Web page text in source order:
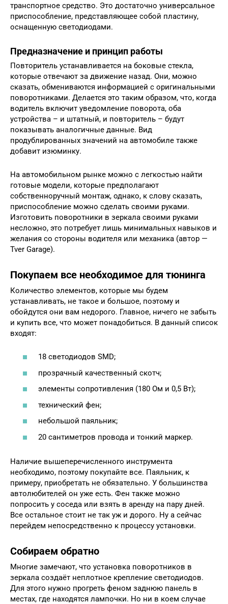
транспортное средство. Это достаточно универсальное
приспособление, представляющее собой пластину,
оснащенную светодиодами.
Предназначение и принцип работы
Повторитель устанавливается на боковые стекла,
которые отвечают за движение назад. Они, можно
сказать, обмениваются информацией с оригинальными
поворотниками. Делается это таким образом, что, когда
водитель включит уведомление поворота, оба
устройства – и штатный, и повторитель – будут
показывать аналогичные данные. Вид
продублированных значений на автомобиле также
добавит изюминку.
На автомобильном рынке можно с легкостью найти
готовые модели, которые предполагают
собственноручный монтаж, однако, к слову сказать,
приспособление можно сделать своими руками.
Изготовить поворотники в зеркала своими руками
несложно, это потребует лишь минимальных навыков и
желания со стороны водителя или механика (автор —
Tver Garage).
Покупаем все необходимое для тюнинга
Количество элементов, которые мы будем
устанавливать, не такое и большое, поэтому и
обойдутся они вам недорого. Главное, ничего не забыть
и купить все, что может понадобиться. В данный список
входят:
18 светодиодов SMD;
прозрачный качественный скотч;
элементы сопротивления (180 Ом и 0,5 Вт);
технический фен;
небольшой паяльник;
20 сантиметров провода и тонкий маркер.
Наличие вышеперечисленного инструмента
необходимо, поэтому покупайте все. Паяльник, к
примеру, приобретать не обязательно. У большинства
автолюбителей он уже есть. Фен также можно
попросить у соседа или взять в аренду на пару дней.
Все остальное стоит не так уж и дорого. Ну а сейчас
перейдем непосредственно к процессу установки.
Собираем обратно
Многие замечают, что установка поворотников в
зеркала создаёт неплотное крепление светодиодов.
Для этого нужно прогреть феном заднюю панель в
местах, где находятся лампочки. Но ни в коем случае